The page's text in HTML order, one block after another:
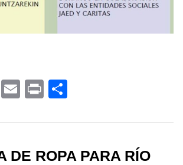
Email
PrintCompartir
DE ROPA PARA RÍO